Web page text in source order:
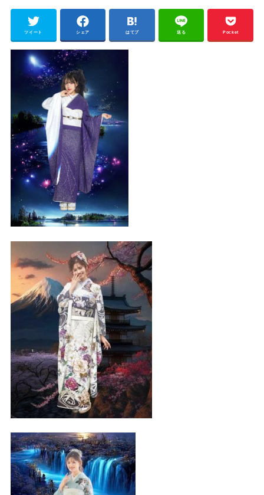
ツイート シェア はてブ 送る Pocket